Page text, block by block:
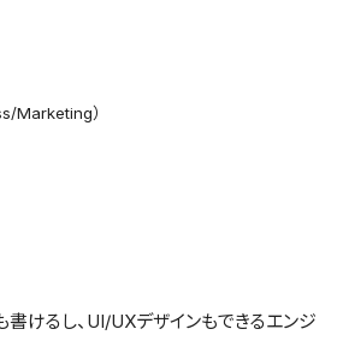
Marketing）
書けるし、UI/UXデザインもできるエンジ